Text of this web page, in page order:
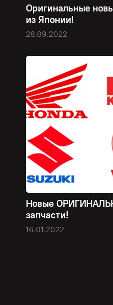
Оригинальные
из Японии!
28.09.2022
Новые
запчасти!
16.01.2022